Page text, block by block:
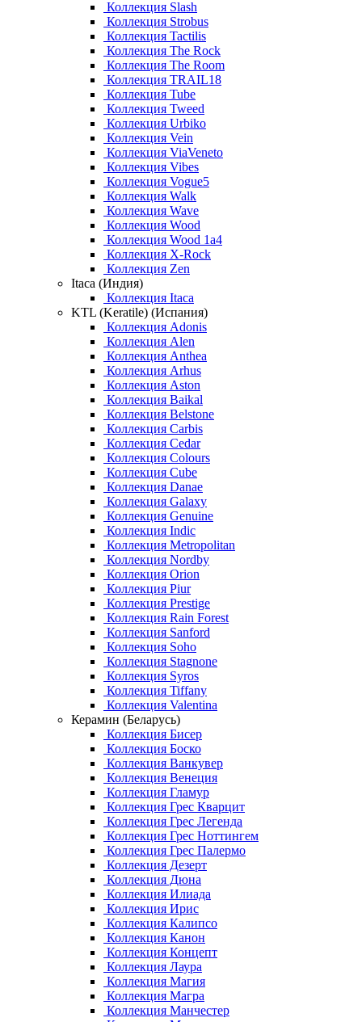
Коллекция Slash
Коллекция Strobus
Коллекция Tactilis
Коллекция The Rock
Коллекция The Room
Коллекция TRAIL18
Коллекция Tube
Коллекция Tweed
Коллекция Urbiko
Коллекция Vein
Коллекция ViaVeneto
Коллекция Vibes
Коллекция Vogue5
Коллекция Walk
Коллекция Wave
Коллекция Wood
Коллекция Wood 1a4
Коллекция X-Rock
Коллекция Zen
Itaca (Индия)
Коллекция Itaca
KTL (Keratile) (Испания)
Коллекция Adonis
Коллекция Alen
Коллекция Anthea
Коллекция Arhus
Коллекция Aston
Коллекция Baikal
Коллекция Belstone
Коллекция Carbis
Коллекция Cedar
Коллекция Colours
Коллекция Cube
Коллекция Danae
Коллекция Galaxy
Коллекция Genuine
Коллекция Indic
Коллекция Metropolitan
Коллекция Nordby
Коллекция Orion
Коллекция Piur
Коллекция Prestige
Коллекция Rain Forest
Коллекция Sanford
Коллекция Soho
Коллекция Stagnone
Коллекция Syros
Коллекция Tiffany
Коллекция Valentina
Керамин (Беларусь)
Коллекция Бисер
Коллекция Боско
Коллекция Ванкувер
Коллекция Венеция
Коллекция Гламур
Коллекция Грес Кварцит
Коллекция Грес Легенда
Коллекция Грес Ноттингем
Коллекция Грес Палермо
Коллекция Дезерт
Коллекция Дюна
Коллекция Илиада
Коллекция Ирис
Коллекция Калипсо
Коллекция Канон
Коллекция Концепт
Коллекция Лаура
Коллекция Магия
Коллекция Магра
Коллекция Манчестер